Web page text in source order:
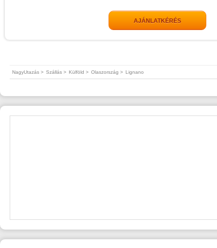
AJÁNLATKÉRÉS
NagyUtazás > Szállás > Külföld > Olaszország > Lignano